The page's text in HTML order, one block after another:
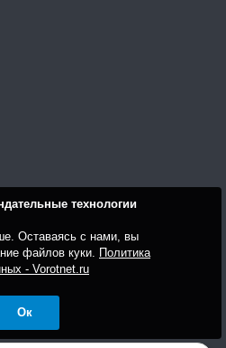
технологии
Оставаясь с нами, вы
файлов куки. Политика
- Vorotnet.ru
Ок